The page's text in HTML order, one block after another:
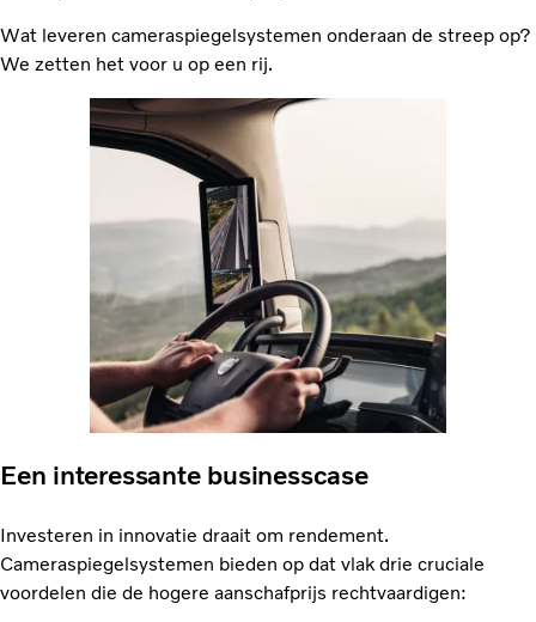
Wat leveren cameraspiegelsystemen onderaan de streep op?
We zetten het voor u op een rij.
Een interessante businesscase
Investeren in innovatie draait om rendement.
Cameraspiegelsystemen bieden op dat vlak drie cruciale
voordelen die de hogere aanschafprijs rechtvaardigen: